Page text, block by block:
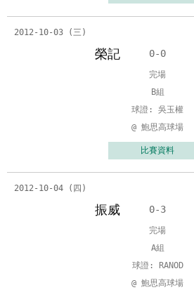
2012-10-03 (三)
榮記 0-0
完場
B組
球證: 吳玉權
@ 鮑思高球場
比賽資料
2012-10-04 (四)
振威 0-3
完場
A組
球證: RANOD
@ 鮑思高球場